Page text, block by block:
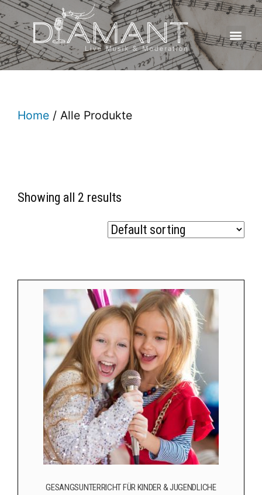
Home / Alle Produkte
Showing all 2 results
GESANGSUNTERRICHT FÜR KINDER & JUGENDLICHE